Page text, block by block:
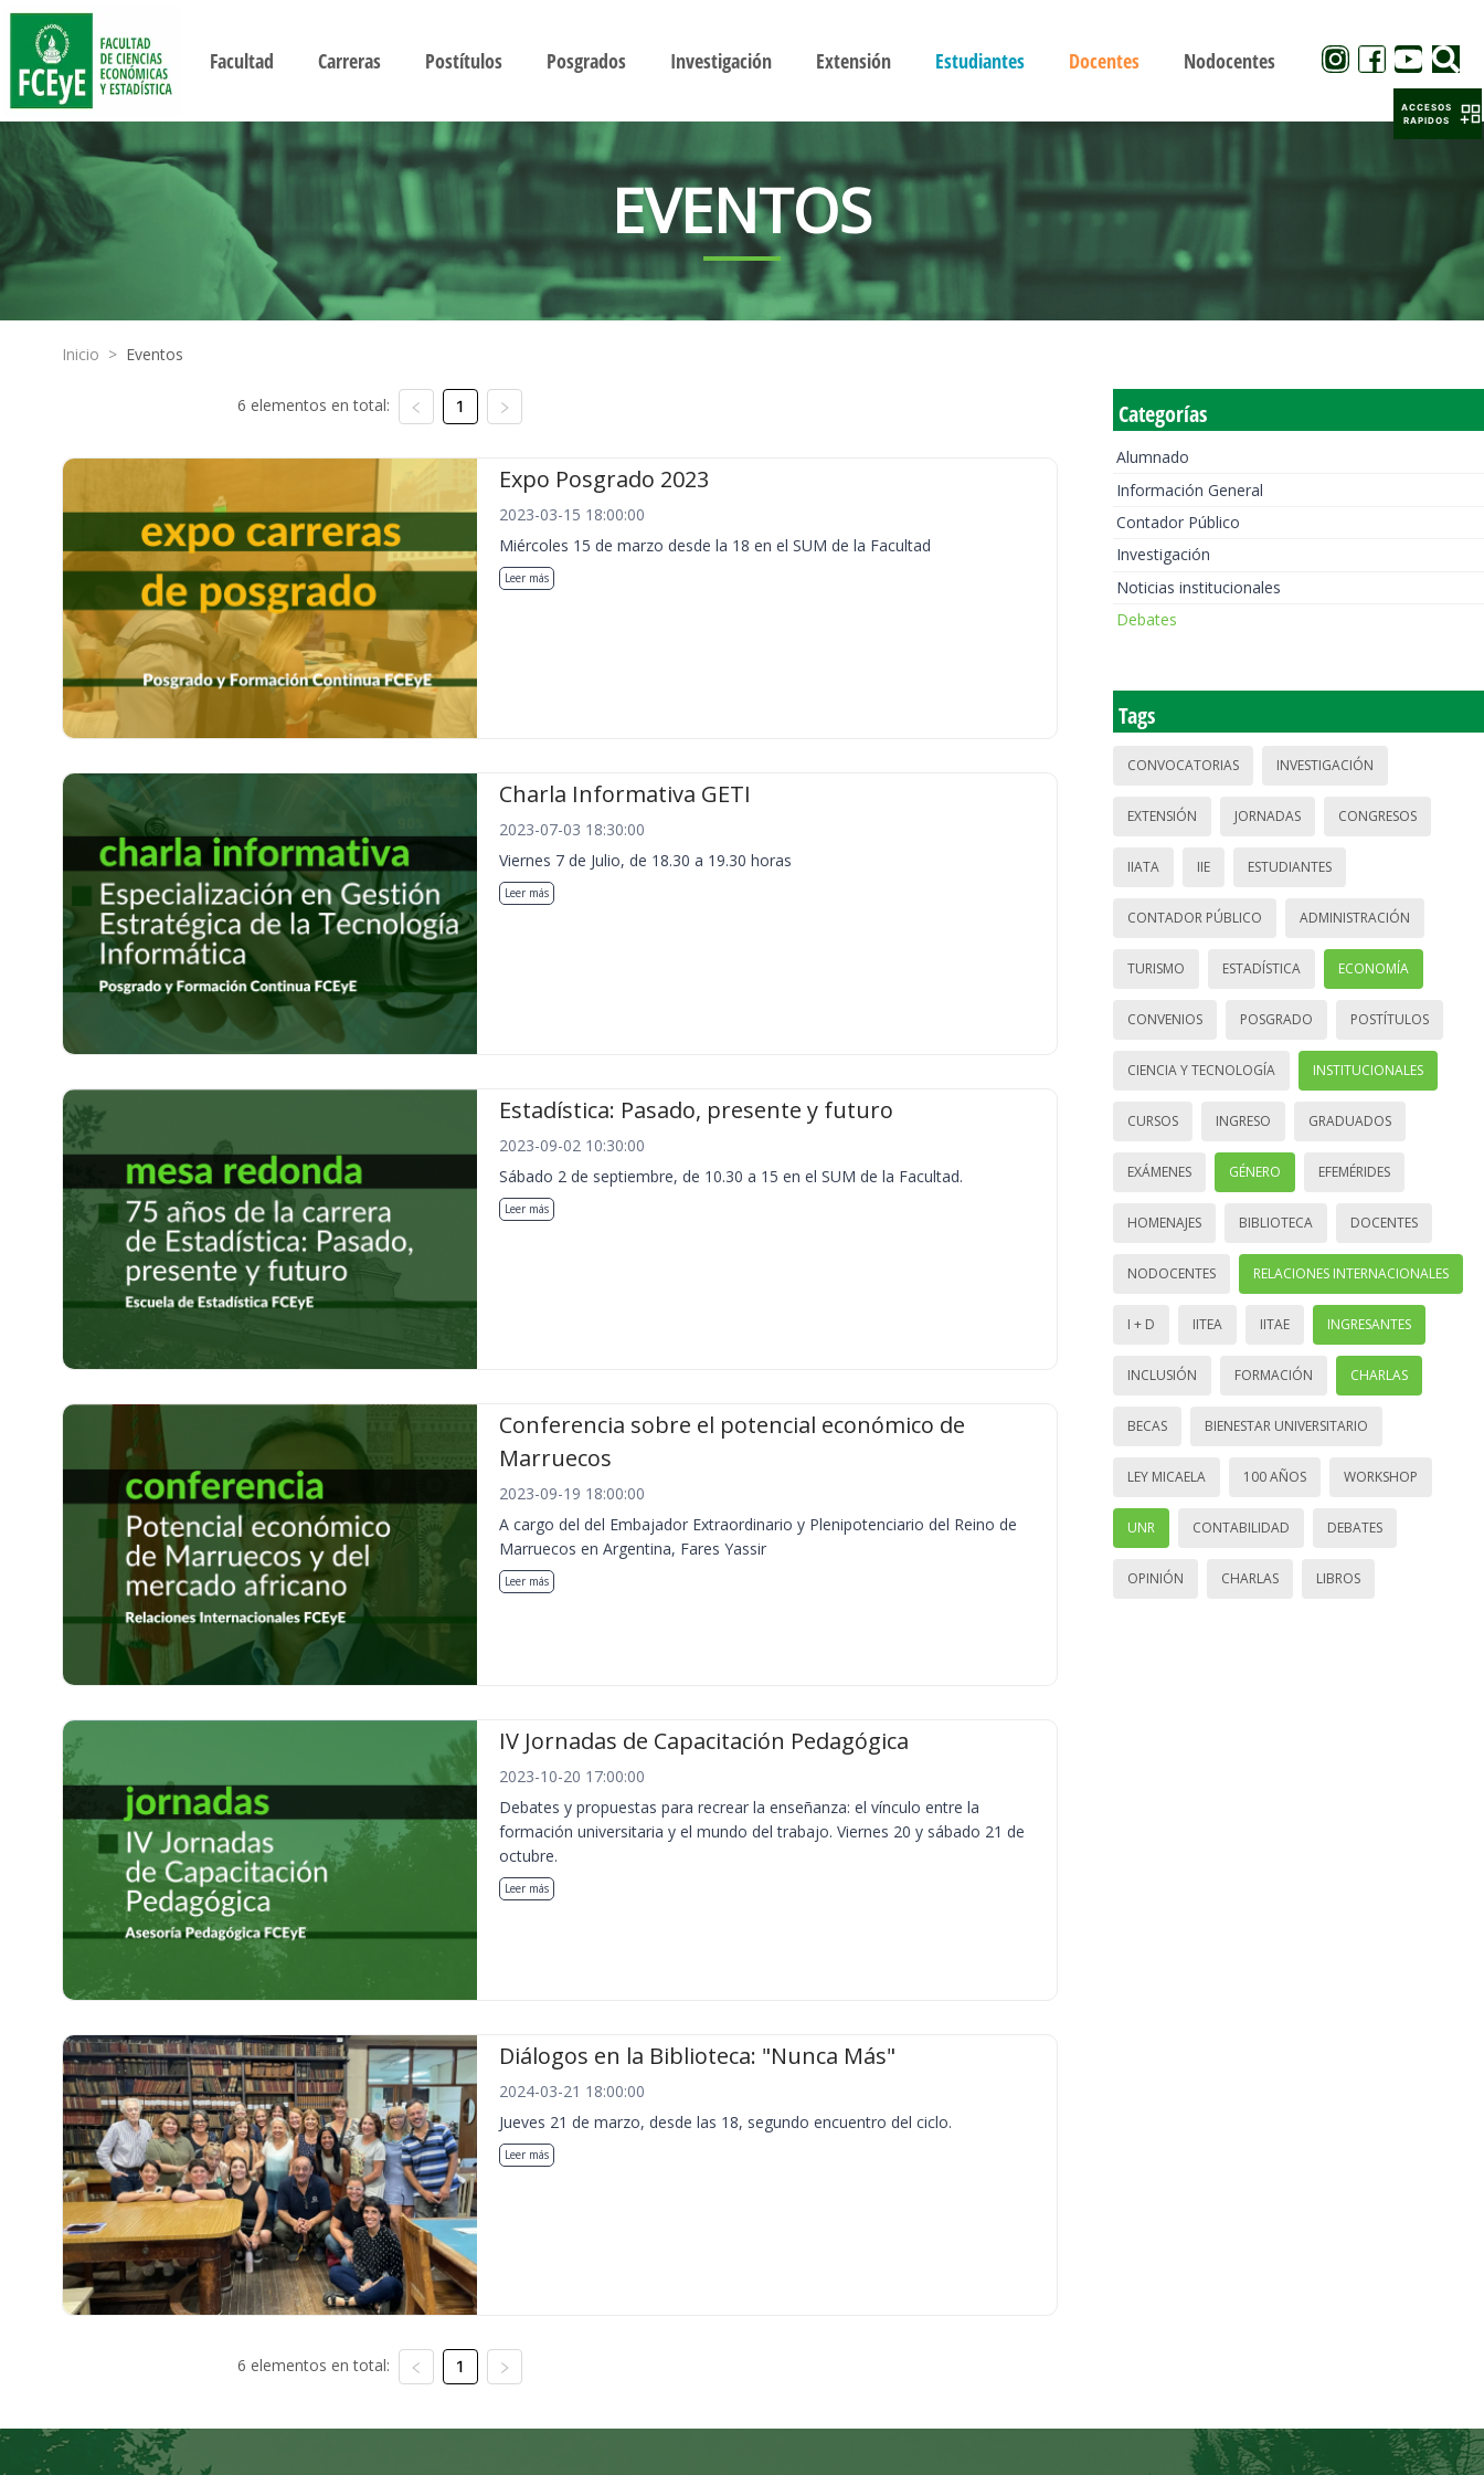
Facultad Carreras Postítulos Posgrados Investigación Extensión Estudiantes Docentes Nodocentes
EVENTOS
Inicio > Eventos
6 elementos en total: 1
Expo Posgrado 2023
2023-03-15 18:00:00
Miércoles 15 de marzo desde la 18 en el SUM de la Facultad
Leer más
Charla Informativa GETI
2023-07-03 18:30:00
Viernes 7 de Julio, de 18.30 a 19.30 horas
Leer más
Estadística: Pasado, presente y futuro
2023-09-02 10:30:00
Sábado 2 de septiembre, de 10.30 a 15 en el SUM de la Facultad.
Leer más
Conferencia sobre el potencial económico de
Marruecos
2023-09-19 18:00:00
A cargo del del Embajador Extraordinario y Plenipotenciario del Reino de
Marruecos en Argentina, Fares Yassir
Leer más
IV Jornadas de Capacitación Pedagógica
2023-10-20 17:00:00
Debates y propuestas para recrear la enseñanza: el vínculo entre la
formación universitaria y el mundo del trabajo. Viernes 20 y sábado 21 de
octubre.
Leer más
Diálogos en la Biblioteca: "Nunca Más"
2024-03-21 18:00:00
Jueves 21 de marzo, desde las 18, segundo encuentro del ciclo.
Leer más
6 elementos en total: 1
Categorías
Alumnado
Información General
Contador Público
Investigación
Noticias institucionales
Debates
Tags
CONVOCATORIAS INVESTIGACIÓN
EXTENSIÓN JORNADAS CONGRESOS
IIATA IIE ESTUDIANTES
CONTADOR PÚBLICO ADMINISTRACIÓN
TURISMO ESTADÍSTICA ECONOMÍA
CONVENIOS POSGRADO POSTÍTULOS
CIENCIA Y TECNOLOGÍA INSTITUCIONALES
CURSOS INGRESO GRADUADOS
EXÁMENES GÉNERO EFEMÉRIDES
HOMENAJES BIBLIOTECA DOCENTES
NODOCENTES RELACIONES INTERNACIONALES
I + D IITEA IITAE INGRESANTES
INCLUSIÓN FORMACIÓN CHARLAS
BECAS BIENESTAR UNIVERSITARIO
LEY MICAELA 100 AÑOS WORKSHOP
UNR CONTABILIDAD DEBATES
OPINIÓN CHARLAS LIBROS
ACCESOS
RAPIDOS